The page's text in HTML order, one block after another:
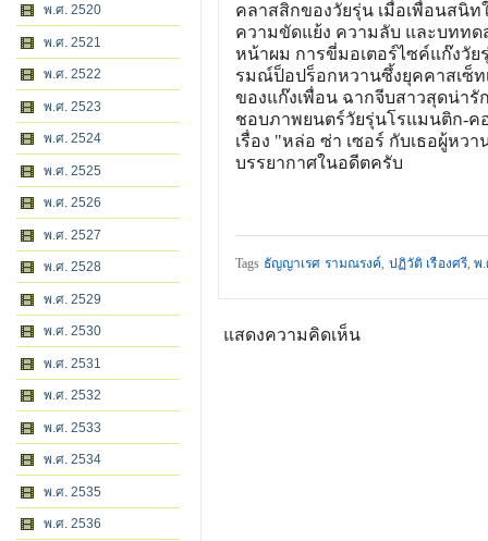
พ.ศ. 2520
พ.ศ. 2521
พ.ศ. 2522
พ.ศ. 2523
พ.ศ. 2524
พ.ศ. 2525
พ.ศ. 2526
พ.ศ. 2527
พ.ศ. 2528
พ.ศ. 2529
พ.ศ. 2530
พ.ศ. 2531
พ.ศ. 2532
พ.ศ. 2533
พ.ศ. 2534
พ.ศ. 2535
พ.ศ. 2536
คลาสสิกของวัยรุ่น เมื่อเพื่อนสนิ
ความขัดแย้ง ความลับ และบททด
หน้าผม การขี่มอเตอร์ไซค์แก๊งวัย
รมณ์ป็อปร็อกหวานซึ้งยุคคาสเซ็
ของแก๊งเพื่อน ฉากจีบสาวสุดน่า
ชอบภาพยนตร์วัยรุ่นโรแมนติก-คอ
เรื่อง "หล่อ ซ่า เซอร์ กับเธอผู้ห
บรรยากาศในอดีตครับ
Tags ธัญญาเรศ รามณรงค์, ปฏิวัติ เรืองศรี,พ.
แสดงความคิดเห็น